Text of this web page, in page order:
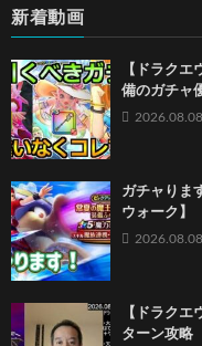
新着動画
【ドラク
備のガチャ
2026.08.08
ガチャりま
ウォーク】
2026.08.08
【ドラク
ターン攻略